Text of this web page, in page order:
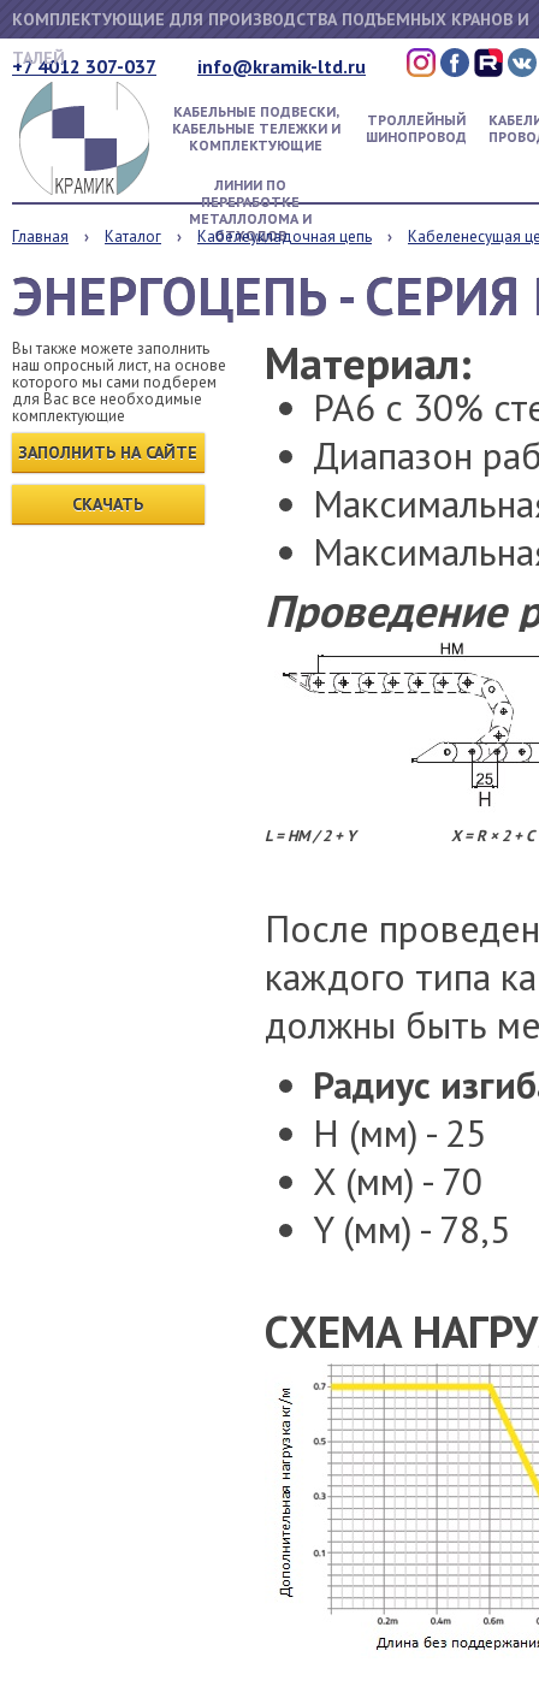
КОМПЛЕКТУЮЩИЕ ДЛЯ ПРОИЗВОДСТВА ПОДЪЕМНЫХ КРАНОВ И
ТАЛЕЙ
+7 4012 307-037 info@kramik-ltd.ru
КАБЕЛЬНЫЕ ПОДВЕСКИ,
КАБЕЛЬНЫЕ ТЕЛЕЖКИ И
КОМПЛЕКТУЮЩИЕ
ТРОЛЛЕЙНЫЙ
ШИНОПРОВОД
ЛИНИИ ПО
ПЕРЕРАБОТКЕ
МЕТАЛЛОЛОМА И
ОТХОДОВ
Главная Каталог Кабелеукладочная цепь Кабеленесущая
ЭНЕРГОЦЕПЬ - СЕРИЯ
Вы также можете заполнить
наш опросный лист, на основе
которого мы сами подберем
для Вас все необходимые
комплектующие
ЗАПОЛНИТЬ НА САЙТЕ
СКАЧАТЬ
Материал:
PA6 с 30%
Диапазон
Проведение
L = HM / 2 + Y X = R × 2 + C
После
каждого типа
должны быть
Радиус
H (мм) - 25
X (мм) - 70
Y (мм) - 78,5
СХЕМА